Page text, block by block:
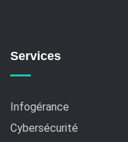
Services
Infogérance
Cybersécurité